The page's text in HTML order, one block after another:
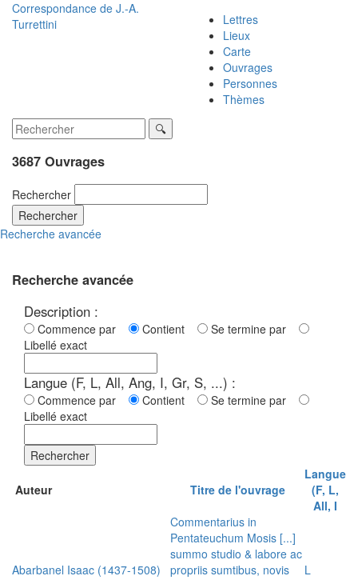
Correspondance de J.-A.
Turrettini
Lettres
Lieux
Carte
Ouvrages
Personnes
Thèmes
3687 Ouvrages
Rechercher
Rechercher
Recherche avancée
Recherche avancée
Description :
Commence par Contient
Se termine par
Libellé exact
Langue (F, L, All, Ang, I, Gr, S, ...) :
Commence par Contient
Se termine par
Libellé exact
Rechercher
Auteur Titre de l'ouvrage
Langue
(F, L,
All, I
Abarbanel Isaac (1437-1508)
Commentarius in
Pentateuchum Mosis [...]
summo studio & labore ac
propriis sumtibus, novis
L